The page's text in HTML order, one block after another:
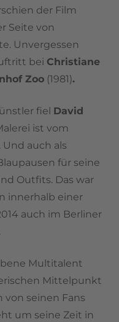
der Film
Seite von
Unvergessen
bei Christiane
Zoo (1981).
fiel David
ist vom
auch als
für seine
Outfits. Das war
innerhalb einer
auch im Berliner
Multitalent
Mittelpunkt
von seinen Fans
um seine Zeit in